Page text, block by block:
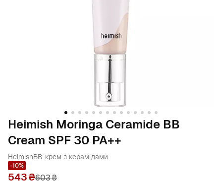
Heimish Moringa Ceramide BB
Cream SPF 30 PA++
HeimishBB-крем з керамідами
-10%
543 603₴